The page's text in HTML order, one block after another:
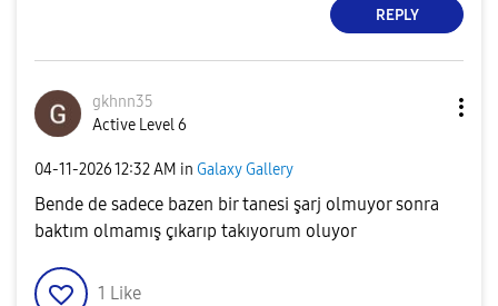
REPLY
gkhnn35
Active Level 6
‎04-11-202612:32 AM in Galaxy Gallery
Bende de sadece bazen bir tanesi şarj olmuyor sonra
baktım olmamış çıkarıp takıyorum oluyor
1 Like